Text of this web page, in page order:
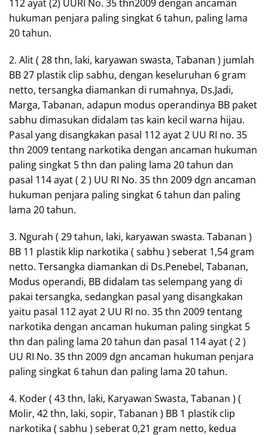
112 ayat (2) UURI No. 35 thn2009 dengan ancaman
hukuman penjara paling singkat 6 tahun, paling lama
20 tahun.
2. Alit ( 28 thn, laki, karyawan swasta, Tabanan ) jumlah
BB 27 plastik clip sabhu, dengan keseluruhan 6 gram
netto, tersangka diamankan di rumahnya, Ds.Jadi,
Marga, Tabanan, adapun modus operandinya BB paket
sabhu dimasukan didalam tas kain kecil warna hijau.
Pasal yang disangkakan pasal 112 ayat 2 UU RI no. 35
thn 2009 tentang narkotika dengan ancaman hukuman
paling singkat 5 thn dan paling lama 20 tahun dan
pasal 114 ayat ( 2 ) UU RI No. 35 thn 2009 dgn ancaman
hukuman penjara paling singkat 6 tahun dan paling
lama 20 tahun.
3. Ngurah ( 29 tahun, laki, karyawan swasta. Tabanan )
BB 11 plastik klip narkotika ( sabhu ) seberat 1,54 gram
netto. Tersangka diamankan di Ds.Penebel, Tabanan,
Modus operandi, BB didalam tas selempang yang di
pakai tersangka, sedangkan pasal yang disangkakan
yaitu pasal 112 ayat 2 UU RI no. 35 thn 2009 tentang
narkotika dengan ancaman hukuman paling singkat 5
thn dan paling lama 20 tahun dan pasal 114 ayat ( 2 )
UU RI No. 35 thn 2009 dgn ancaman hukuman penjara
paling singkat 6 tahun dan paling lama 20 tahun.
4. Koder ( 43 thn, laki, Karyawan Swasta, Tabanan ) (
Molir, 42 thn, laki, sopir, Tabanan ) BB 1 plastik clip
narkotika ( sabhu ) seberat 0,21 gram netto, kedua